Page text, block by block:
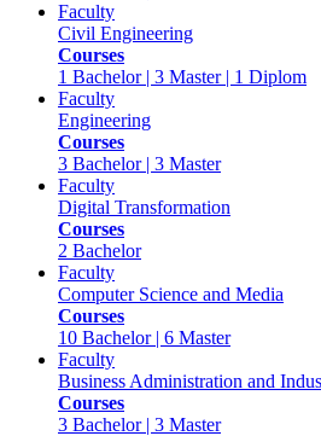
Faculty
Civil Engineering
Courses
1 Bachelor | 3 Master | 1 Diplom
Faculty
Engineering
Courses
3 Bachelor | 3 Master
Faculty
Digital Transformation
Courses
2 Bachelor
Faculty
Computer Science and Media
Courses
10 Bachelor | 6 Master
Faculty
Business Administration and
Courses
3 Bachelor | 3 Master